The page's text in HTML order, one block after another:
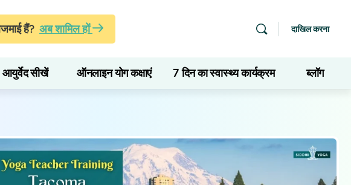
हैं? अब शामिल हों दाखिल करना
आयुर्वेद सीखें ऑनलाइन योग कक्षाएं 7 दिन का स्वास्थ्य कार्यक्रम ब्लॉग